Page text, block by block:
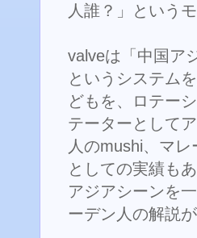
人誰？」という
valveは「中国ア
というシステム
どもを、ロテー
テーターとして
人のmushi、マ
としての実績も
アジアシーンを
ーデン人の解説